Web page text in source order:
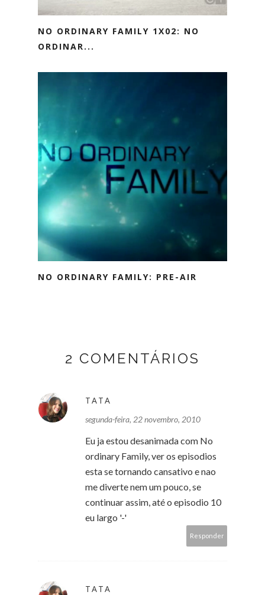
NO ORDINARY FAMILY 1X02: NO
ORDINAR...
NO ORDINARY FAMILY: PRE-AIR
2 COMENTÁRIOS
TATA
segunda-feira, 22 novembro, 2010
Eu ja estou desanimada com No
ordinary Family, ver os episodios
esta se tornando cansativo e nao
me diverte nem um pouco, se
continuar assim, até o episodio 10
eu largo '-'
Responder
TATA